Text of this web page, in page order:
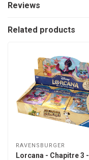
Reviews
Related products
RAVENSBURGER
Lorcana - Chapitre 3 -